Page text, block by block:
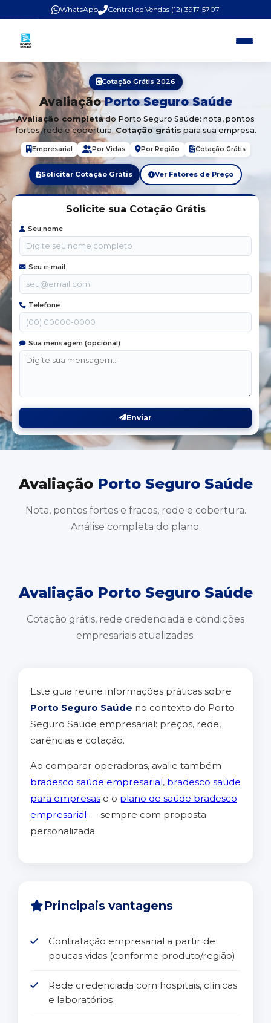
WhatsApp Central de Vendas (12) 3917-5707
Cotação Grátis 2026
AvaliaçãoPorto Seguro Saúde
Avaliação completado Porto Seguro Saúde: nota, pontos
fortes, rede e cobertura. Cotação grátis para sua empresa.
Empresarial Por Vidas Por Região Cotação Grátis
Solicitar Cotação Grátis Ver Fatores de Preço
Solicite sua Cotação Grátis
Seu nome
Seu e-mail
Telefone
Sua mensagem (opcional)
Enviar
Avaliação Porto Seguro Saúde
Nota, pontos fortes e fracos, rede e cobertura.
Análise completa do plano.
Avaliação Porto Seguro Saúde
Cotação grátis, rede credenciada e condições
empresariais atualizadas.
Este guia reúne informações práticas sobre
Porto Seguro Saúde no contexto do Porto
Seguro Saúde empresarial: preços, rede,
carências e cotação.
Ao comparar operadoras, avalie também
bradesco saúde empresarial, bradesco saúde
para empresas e o plano de saúde bradesco
empresarial — sempre com proposta
personalizada.
Principais vantagens
Contratação empresarial a partir de
poucas vidas (conforme produto/região)
Rede credenciada com hospitais, clínicas
e laboratórios